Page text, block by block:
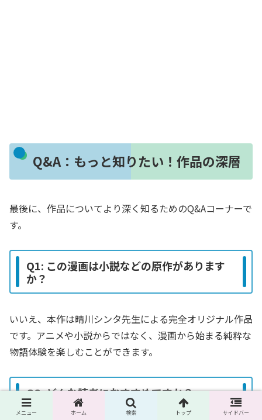
Q&A：もっと知りたい！作品の深層
最後に、作品についてより深く知るためのQ&Aコーナーで
す。
Q1: この漫画は小説などの原作があります
か？
いいえ、本作は晴川シンタ先生による完全オリジナル作品
です。アニメや小説からではなく、漫画から始まる純粋な
物語体験を楽しむことができます。
Q2: どんな読者におすすめですか？
メニュー ホーム 検索 トップ サイドバー